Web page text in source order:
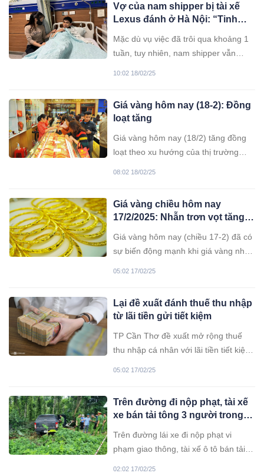
Vợ của nam shipper bị tài xế
Lexus đánh ở Hà Nội: “Tinh
bị ám ảnh sau lần đó”
Mặc dù vụ việc đã trôi qua khoảng 1
tuần, tuy nhiên, nam shipper vẫn
10:02 18/02/25
Giá vàng hôm nay (18-2): Đồng
loạt tăng
Giá vàng hôm nay (18/2) tăng đồng
loạt theo xu hướng của thị trường
08:02 18/02/25
Giá vàng chiều hôm nay
17/2/2025: Nhẫn trơn vọt tăng
Giá vàng hôm nay (chiều 17-2) đã có
sự biến động mạnh khi giá vàng nhẫn
ngày hôm qua.
05:02 17/02/25
Lại đề xuất đánh thuế thu nhập
từ lãi tiền gửi tiết kiệm
TP Cần Thơ đề xuất mở rộng thuế
thu nhập cá nhân với lãi tiền tiết kiệm,
05:02 17/02/25
Trên đường đi nộp phạt, tài xế
xe bán tải tông 3 người trong
Trên đường lái xe đi nộp phạt vi
phạm giao thông, tài xế ô tô bán tải ở
02:02 17/02/25